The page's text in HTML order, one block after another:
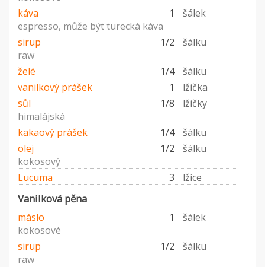
káva
1
šálek
espresso, může být turecká káva
sirup
1/2
šálku
raw
želé
1/4
šálku
vanilkový prášek
1
lžička
sůl
1/8
lžičky
himalájská
kakaový prášek
1/4
šálku
olej
1/2
šálku
kokosový
Lucuma
3 lžíce
Vanilková pěna
máslo 1
šálek
kokosové
sirup
1/2
šálku
raw